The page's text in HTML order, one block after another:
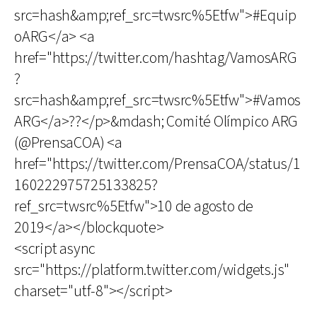
src=hash&amp;ref_src=twsrc%5Etfw">#Equip
oARG</a> <a
href="https://twitter.com/hashtag/VamosARG
?
src=hash&amp;ref_src=twsrc%5Etfw">#Vamos
ARG</a>??</p>&mdash; Comité Olímpico ARG
(@PrensaCOA) <a
href="https://twitter.com/PrensaCOA/status/1
160222975725133825?
ref_src=twsrc%5Etfw">10 de agosto de
2019</a></blockquote>
<script async
src="https://platform.twitter.com/widgets.js"
charset="utf-8"></script>